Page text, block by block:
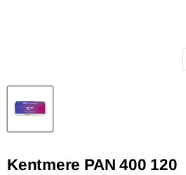
Kentmere PAN 400 120